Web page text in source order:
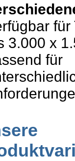
3.000 x
für